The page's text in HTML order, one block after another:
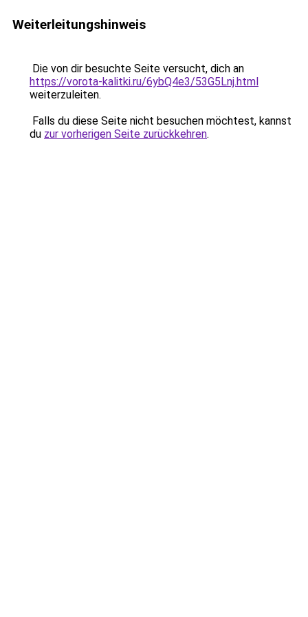
Weiterleitungshinweis
Die von dir besuchte Seite versucht, dich an
https://vorota-kalitki.ru/6ybQ4e3/53G5Lnj.html
weiterzuleiten.
Falls du diese Seite nicht besuchen möchtest, kannst
du zur vorherigen Seite zurückkehren.